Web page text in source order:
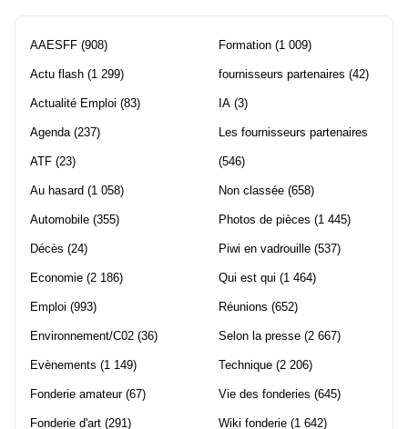
AAESFF (908)
Actu flash (1 299)
Actualité Emploi (83)
Agenda(237)
ATF (23)
Au hasard (1 058)
Automobile (355)
Décès (24)
Economie (2 186)
Emploi (993)
Environnement/C02 (36)
Evènements (1 149)
Fonderie amateur(67)
Fonderie d'art (291)
Formation (1 009)
fournisseurs partenaires (42)
IA (3)
Les fournisseurs partenaires
(546)
Non classée (658)
Photos de pièces (1 445)
Piwi en vadrouille (537)
Qui est qui (1 464)
Réunions (652)
Selon la presse (2 667)
Technique (2 206)
Vie des fonderies (645)
Wiki fonderie (1 642)